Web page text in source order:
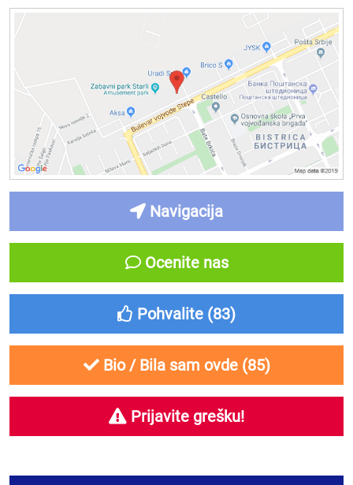
Navigacija
Ocenite nas
Pohvalite (83)
Bio / Bila sam ovde (85)
Prijavite grešku!